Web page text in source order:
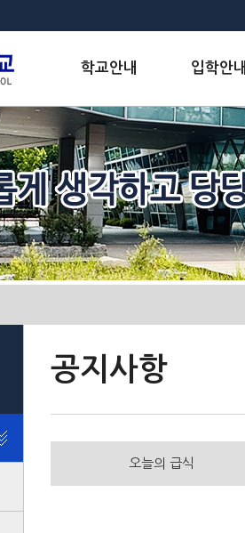
학교안내 입학안내
공지사항
오늘의 급식